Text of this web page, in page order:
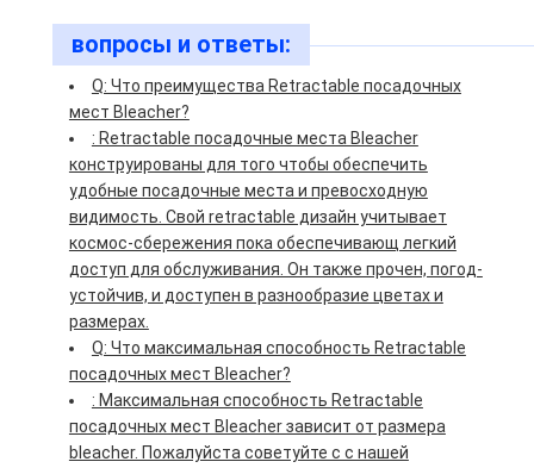
вопросы и ответы:
Q: Что преимущества Retractable посадочных
мест Bleacher?
: Retractable посадочные места Bleacher
конструированы для того чтобы обеспечить
удобные посадочные места и превосходную
видимость. Свой retractable дизайн учитывает
космос-сбережения пока обеспечивающ легкий
доступ для обслуживания. Он также прочен, погод-
устойчив, и доступен в разнообразие цветах и
размерах.
Q: Что максимальная способность Retractable
посадочных мест Bleacher?
: Максимальная способность Retractable
посадочных мест Bleacher зависит от размера
bleacher. Пожалуйста советуйте с с нашей